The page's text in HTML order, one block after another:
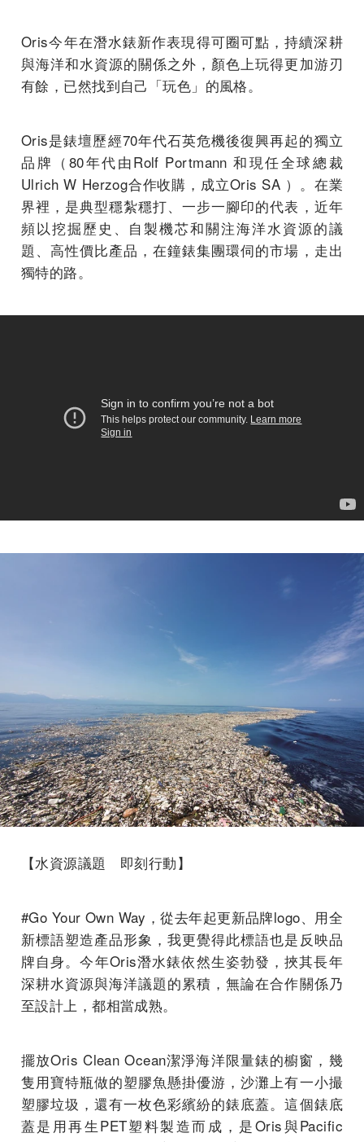
Oris今年在潛水錶新作表現得可圈可點，持續深耕
與海洋和水資源的關係之外，顏色上玩得更加游刃
有餘，已然找到自己「玩色」的風格。
Oris是錶壇歷經70年代石英危機後復興再起的獨立
品牌（80年代由Rolf Portmann 和現任全球總裁
Ulrich W Herzog合作收購，成立Oris SA ）。在業
界裡，是典型穩紮穩打、一步一腳印的代表，近年
頻以挖掘歷史、自製機芯和關注海洋水資源的議
題、高性價比產品，在鐘錶集團環伺的市場，走出
獨特的路。
【水資源議題 即刻行動】
#Go Your Own Way，從去年起更新品牌logo、用全
新標語塑造產品形象，我更覺得此標語也是反映品
牌自身。今年Oris潛水錶依然生姿勃發，挾其長年
深耕水資源與海洋議題的累積，無論在合作關係乃
至設計上，都相當成熟。
擺放Oris Clean Ocean潔淨海洋限量錶的櫥窗，幾
隻用寶特瓶做的塑膠魚懸掛優游，沙灘上有一小撮
塑膠垃圾，還有一枚色彩繽紛的錶底蓋。這個錶底
蓋是用再生PET塑料製造而成，是Oris與Pacific